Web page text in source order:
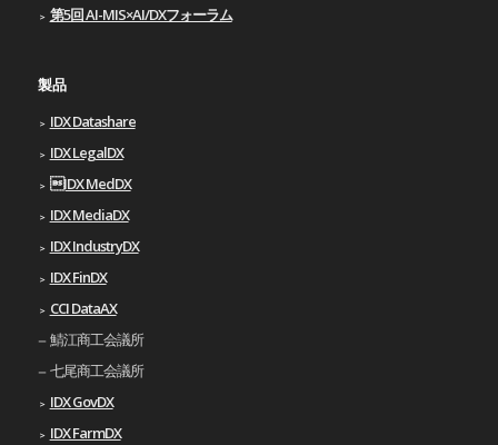
第5回 AI-MIS×AI/DXフォーラム
製品
IDX Datashare
IDX LegalDX
IDX MedDX
IDX MediaDX
IDX IndustryDX
IDX FinDX
CCI DataAX
鯖江商工会議所
七尾商工会議所
IDX GovDX
IDX FarmDX